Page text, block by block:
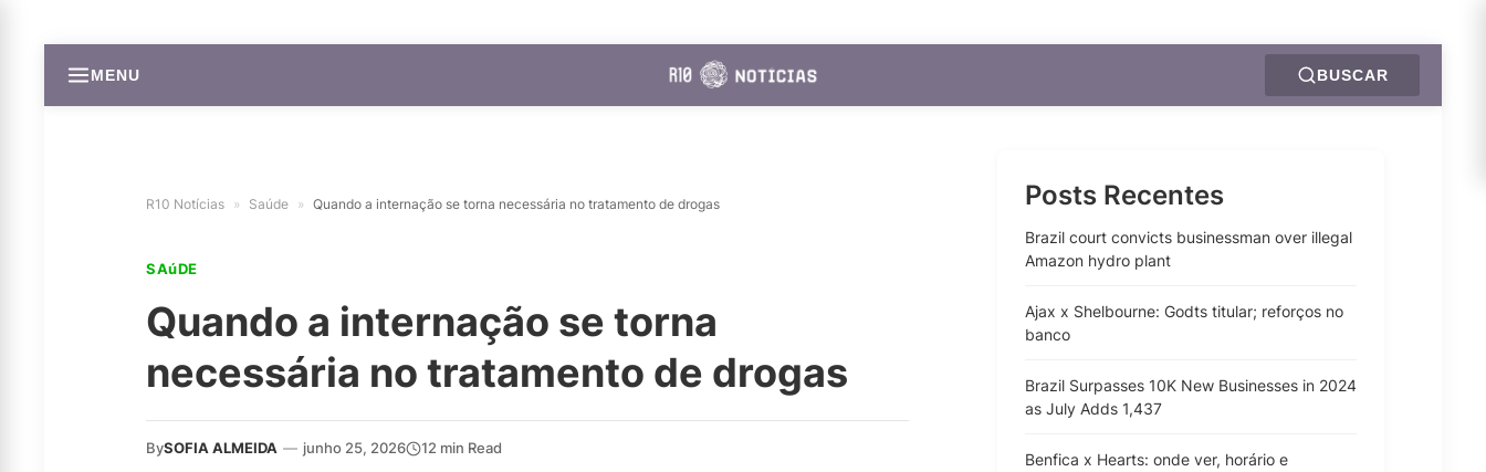
MENU BUSCAR
R10 Notícias » Saúde » Quando a internação se torna necessária no tratamento de drogas
SAúDE
Quando a internação se torna
necessária no tratamento de drogas
BySOFIA ALMEIDA — junho 25, 2026 12 min Read
Posts Recentes
Brazil court convicts businessman over illegal
Amazon hydro plant
Ajax x Shelbourne: Godts titular; reforços no
banco
Brazil Surpasses 10K New Businesses in 2024
as July Adds 1,437
Benfica x Hearts: onde ver, horário e